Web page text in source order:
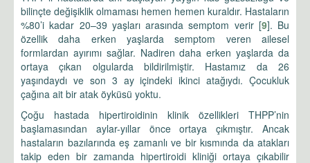
bilinçte değişiklik olmaması hemen hemen kuraldır. Hastaların
%80’i kadar 20–39 yaşları arasında semptom verir [9]. Bu
özellik daha erken yaşlarda semptom veren ailesel
formlardan ayırımı sağlar. Nadiren daha erken yaşlarda da
ortaya çıkan olgularda bildirilmiştir. Hastamız da 26
yaşındaydı ve son 3 ay içindeki ikinci atağıydı. Çocukluk
çağına ait bir atak öyküsü yoktu.
Çoğu hastada hipertiroidinin klinik özellikleri THPP’nin
başlamasından aylar-yıllar önce ortaya çıkmıştır. Ancak
hastaların bazılarında eş zamanlı ve bir kısmında da atakları
takip eden bir zamanda hipertiroidi kliniği ortaya çıkabilir